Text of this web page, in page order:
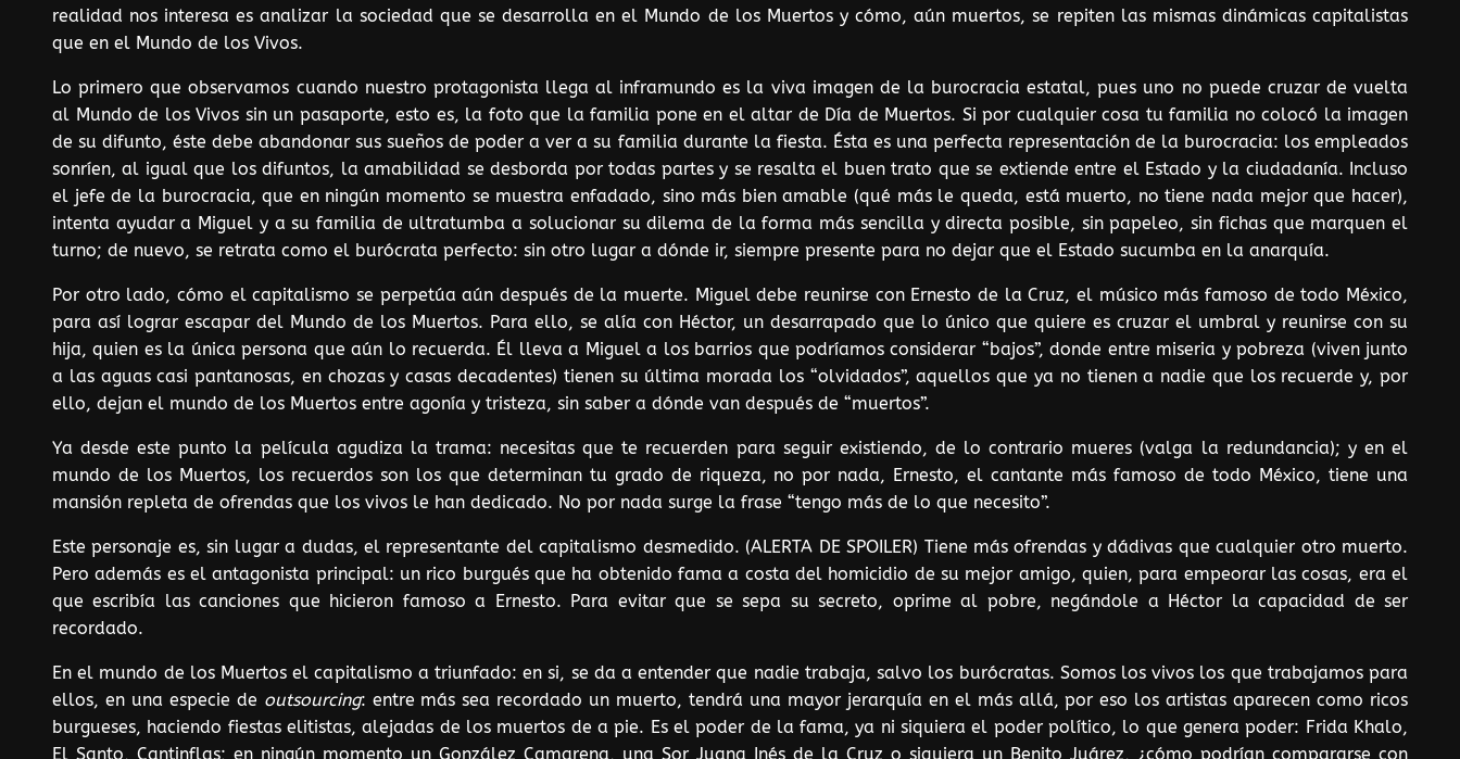
realidad nos interesa es analizar la sociedad que se desarrolla en el Mundo de los Muertos y cómo, aún muertos, se repiten las mismas dinámicas capitalistas
que en el Mundo de los Vivos.
Lo primero que observamos cuando nuestro protagonista llega al inframundo es la viva imagen de la burocracia estatal, pues uno no puede cruzar de vuelta
al Mundo de los Vivos sin un pasaporte, esto es, la foto que la familia pone en el altar de Día de Muertos. Si por cualquier cosa tu familia no colocó la imagen
de su difunto, éste debe abandonar sus sueños de poder a ver a su familia durante la fiesta. Ésta es una perfecta representación de la burocracia: los empleados
sonríen, al igual que los difuntos, la amabilidad se desborda por todas partes y se resalta el buen trato que se extiende entre el Estado y la ciudadanía. Incluso
el jefe de la burocracia, que en ningún momento se muestra enfadado, sino más bien amable (qué más le queda, está muerto, no tiene nada mejor que hacer),
intenta ayudar a Miguel y a su familia de ultratumba a solucionar su dilema de la forma más sencilla y directa posible, sin papeleo, sin fichas que marquen el
turno; de nuevo, se retrata como el burócrata perfecto: sin otro lugar a dónde ir, siempre presente para no dejar que el Estado sucumba en la anarquía.
Por otro lado, cómo el capitalismo se perpetúa aún después de la muerte. Miguel debe reunirse con Ernesto de la Cruz, el músico más famoso de todo México,
para así lograr escapar del Mundo de los Muertos. Para ello, se alía con Héctor, un desarrapado que lo único que quiere es cruzar el umbral y reunirse con su
hija, quien es la única persona que aún lo recuerda. Él lleva a Miguel a los barrios que podríamos considerar “bajos”, donde entre miseria y pobreza (viven junto
a las aguas casi pantanosas, en chozas y casas decadentes) tienen su última morada los “olvidados”, aquellos que ya no tienen a nadie que los recuerde y, por
ello, dejan el mundo de los Muertos entre agonía y tristeza, sin saber a dónde van después de “muertos”.
Ya desde este punto la película agudiza la trama: necesitas que te recuerden para seguir existiendo, de lo contrario mueres (valga la redundancia); y en el
mundo de los Muertos, los recuerdos son los que determinan tu grado de riqueza, no por nada, Ernesto, el cantante más famoso de todo México, tiene una
mansión repleta de ofrendas que los vivos le han dedicado. No por nada surge la frase “tengo más de lo que necesito”.
Este personaje es, sin lugar a dudas, el representante del capitalismo desmedido. (ALERTA DE SPOILER) Tiene más ofrendas y dádivas que cualquier otro muerto.
Pero además es el antagonista principal: un rico burgués que ha obtenido fama a costa del homicidio de su mejor amigo, quien, para empeorar las cosas, era el
que escribía las canciones que hicieron famoso a Ernesto. Para evitar que se sepa su secreto, oprime al pobre, negándole a Héctor la capacidad de ser
recordado.
En el mundo de los Muertos el capitalismo a triunfado: en si, se da a entender que nadie trabaja, salvo los burócratas. Somos los vivos los que trabajamos para
ellos, en una especie de outsourcing: entre más sea recordado un muerto, tendrá una mayor jerarquía en el más allá, por eso los artistas aparecen como ricos
burgueses, haciendo fiestas elitistas, alejadas de los muertos de a pie. Es el poder de la fama, ya ni siquiera el poder político, lo que genera poder: Frida Khalo,
El Santo, Cantinflas; en ningún momento un González Camarena, una Sor Juana Inés de la Cruz o siquiera un Benito Juárez, ¿cómo podrían compararse con